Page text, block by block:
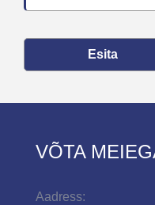
Esita
VÕTA
Aadress: